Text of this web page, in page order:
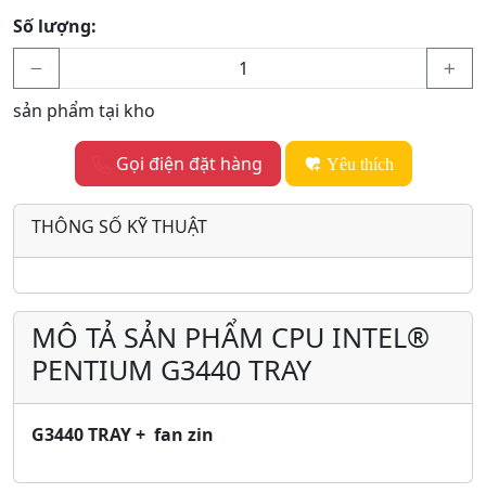
Số lượng:
sản phẩm tại kho
Gọi điện đặt hàng Yêu thích
THÔNG SỐ KỸ THUẬT
MÔ TẢ SẢN PHẨM CPU INTEL®
PENTIUM G3440 TRAY
G3440 TRAY + fan zin